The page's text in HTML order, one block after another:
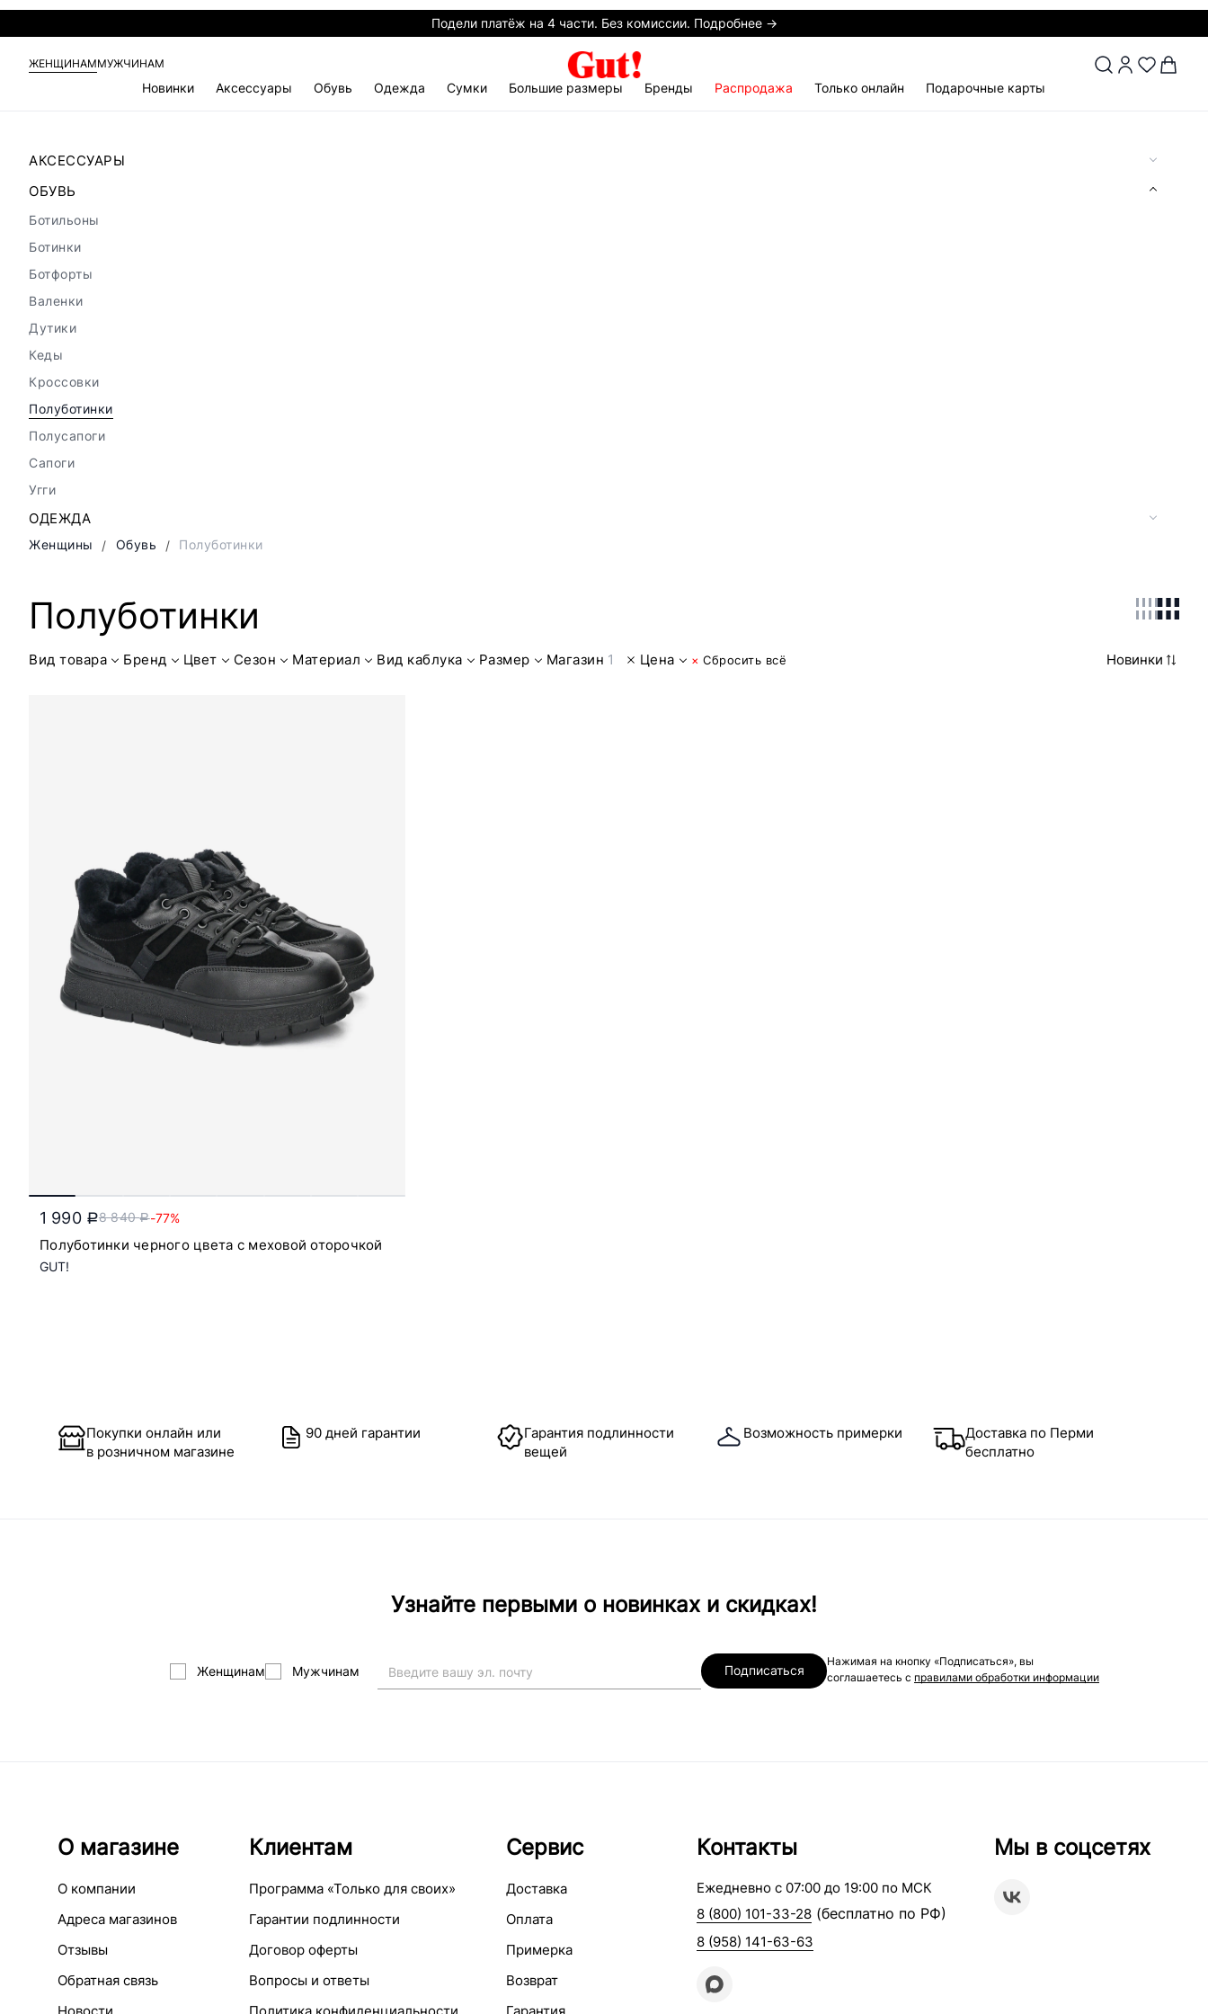
Подели платёж на 4 части. Без комиссии. Подробнее →
ЖЕНЩИНАММУЖЧИНАМ
Новинки Аксессуары Обувь Одежда Сумки Большие размеры Бренды Распродажа Только онлайн Подарочные карты
АКСЕССУАРЫ
ОБУВЬ
Ботильоны
Ботинки
Ботфорты
Валенки
Дутики
Кеды
Кроссовки
Полуботинки
Полусапоги
Сапоги
Угги
ОДЕЖДА
Женщины Обувь Полуботинки
Полуботинки
Вид товара Бренд Цвет Сезон Материал Вид каблука Размер Магазин 1 Цена × Сбросить всё Новинки
1 990 a8 840a-77%
Полуботинки черного цвета с меховой оторочкой
GUT!
Покупки онлайн или
в розничном магазине
90 дней гарантии
Гарантия подлинности
вещей
Возможность примерки
Доставка по Перми
бесплатно
Узнайте первыми о новинках и скидках!
Женщинам Мужчинам Подписаться
Нажимая на кнопку «Подписаться», вы
соглашаетесь с правилами обработки информации
О магазине
О компании
Адреса магазинов
Отзывы
Обратная связь
Новости
Клиентам
Программа «Только для своих»
Гарантии подлинности
Договор оферты
Вопросы и ответы
Политика конфиденциальности
Сервис
Доставка
Оплата
Примерка
Возврат
Гарантия
Контакты
Ежедневно с 07:00 до 19:00 по МСК
8 (800) 101-33-28 (бесплатно по РФ)
8 (958) 141-63-63
Мы в соцсетях